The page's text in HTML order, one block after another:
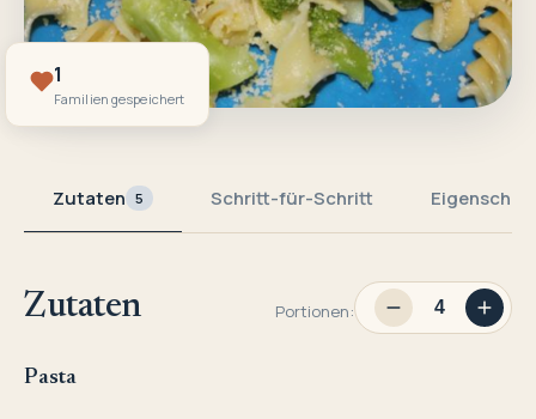
1
Familien gespeichert
Zutaten 5 Schritt-für-Schritt
Zutaten Portionen:
Pasta